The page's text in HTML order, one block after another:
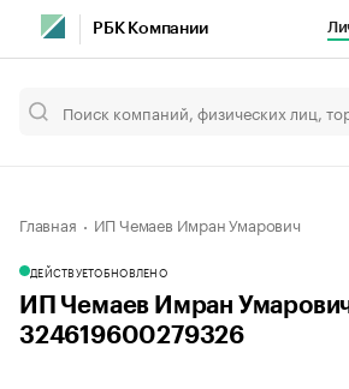
РБК Компании
Главная ИП Чемаев Имран Умарович
ДЕЙСТВУЕТОБНОВЛЕНО
ИП Чемаев Имран
324619600279326